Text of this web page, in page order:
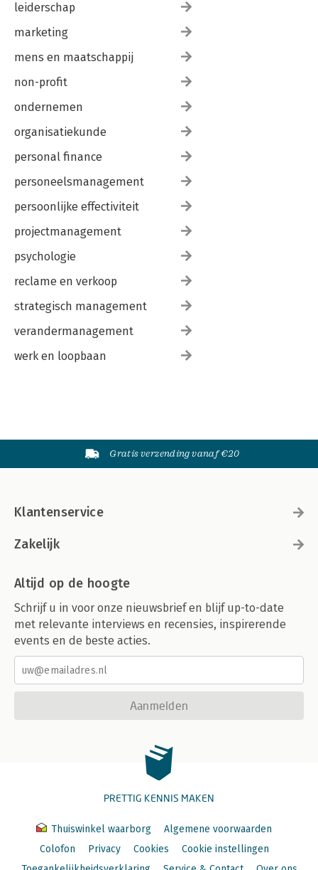
leiderschap
marketing
mens en maatschappij
non-profit
ondernemen
organisatiekunde
personal finance
personeelsmanagement
persoonlijke effectiviteit
projectmanagement
psychologie
reclame en verkoop
strategisch management
verandermanagement
werk en loopbaan
Gratis verzending vanaf €20
Klantenservice
Zakelijk
Altijd op de hoogte
Schrijf u in voor onze nieuwsbrief en blijf up-to-date
met relevante interviews en recensies, inspirerende
events en de beste acties.
Aanmelden
PRETTIG KENNIS MAKEN
Thuiswinkel waarborg
Algemene voorwaarden
Colofon
Privacy Cookies
Cookie instellingen